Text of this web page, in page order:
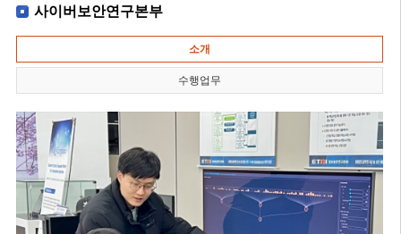
사이버보안연구본부
소개
수행업무